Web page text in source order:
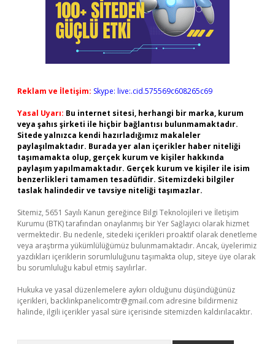
Reklam ve İletişim: Skype: live:.cid.575569c608265c69
Yasal Uyarı: Bu internet sitesi, herhangi bir marka, kurum
veya şahıs şirketi ile hiçbir bağlantısı bulunmamaktadır.
Sitede yalnızca kendi hazırladığımız makaleler
paylaşılmaktadır. Burada yer alan içerikler haber niteliği
taşımamakta olup, gerçek kurum ve kişiler hakkında
paylaşım yapılmamaktadır. Gerçek kurum ve kişiler ile isim
benzerlikleri tamamen tesadüfidir. Sitemizdeki bilgiler
taslak halindedir ve tavsiye niteliği taşımazlar.
Sitemiz, 5651 Sayılı Kanun gereğince Bilgi Teknolojileri ve İletişim
Kurumu (BTK) tarafından onaylanmış bir Yer Sağlayıcı olarak hizmet
vermektedir. Bu nedenle, sitedeki içerikleri proaktif olarak denetleme
veya araştırma yükümlülüğümüz bulunmamaktadır. Ancak, üyelerimiz
yazdıkları içeriklerin sorumluluğunu taşımakta olup, siteye üye olarak
bu sorumluluğu kabul etmiş sayılırlar.
Hukuka ve yasal düzenlemelere aykırı olduğunu düşündüğünüz
içerikleri, backlinkpanelicomtr@gmail.com adresine bildirmeniz
halinde, ilgili içerikler yasal süre içerisinde sitemizden kaldırılacaktır.